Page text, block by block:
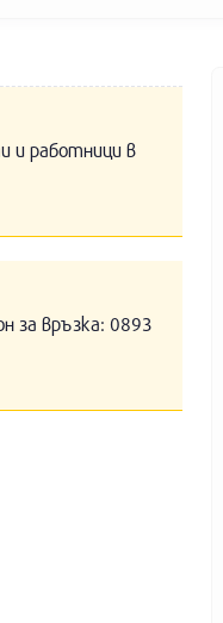
и работници в
за връзка: 0893